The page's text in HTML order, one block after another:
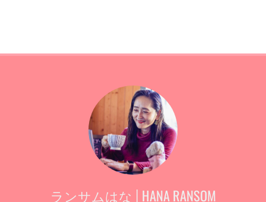
ランサムはな│HANA RANSOM